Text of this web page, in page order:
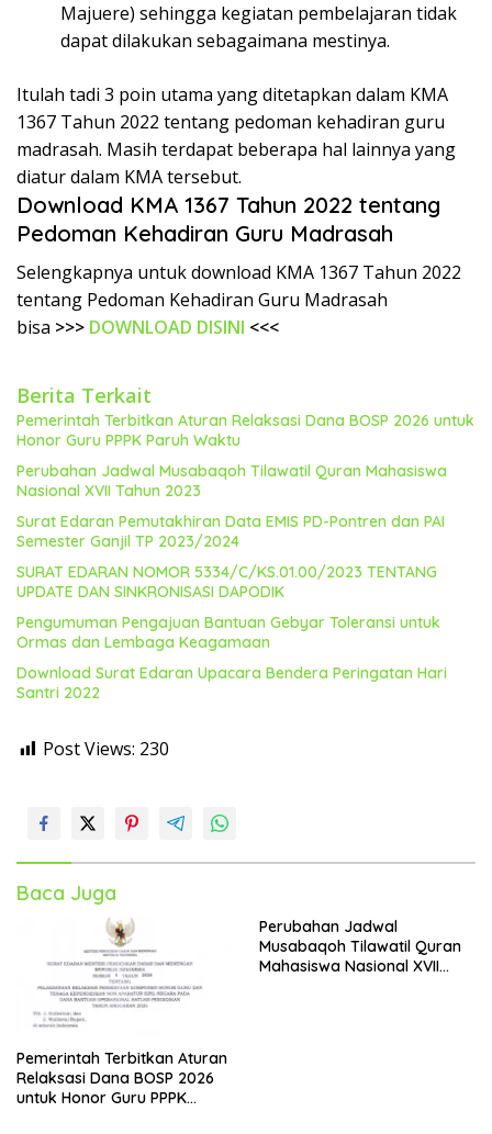
Majuere) sehingga kegiatan pembelajaran tidak
dapat dilakukan sebagaimana mestinya.
Itulah tadi 3 poin utama yang ditetapkan dalam KMA
1367 Tahun 2022 tentang pedoman kehadiran guru
madrasah. Masih terdapat beberapa hal lainnya yang
diatur dalam KMA tersebut.
Download KMA 1367 Tahun 2022 tentang
Pedoman Kehadiran Guru Madrasah
Selengkapnya untuk download KMA 1367 Tahun 2022
tentang Pedoman Kehadiran Guru Madrasah
bisa >>> DOWNLOAD DISINI <<<
Berita Terkait
Pemerintah Terbitkan Aturan Relaksasi Dana BOSP 2026 untuk
Honor Guru PPPK Paruh Waktu
Perubahan Jadwal Musabaqoh Tilawatil Quran Mahasiswa
Nasional XVII Tahun 2023
Surat Edaran Pemutakhiran Data EMIS PD-Pontren dan PAI
Semester Ganjil TP 2023/2024
SURAT EDARAN NOMOR 5334/C/KS.01.00/2023 TENTANG
UPDATE DAN SINKRONISASI DAPODIK
Pengumuman Pengajuan Bantuan Gebyar Toleransi untuk
Ormas dan Lembaga Keagamaan
Download Surat Edaran Upacara Bendera Peringatan Hari
Santri 2022
Post Views: 230
Baca Juga
Pemerintah Terbitkan Aturan
Relaksasi Dana BOSP 2026
untuk Honor Guru PPPK
Perubahan Jadwal
Musabaqoh Tilawatil Quran
Mahasiswa Nasional XVII